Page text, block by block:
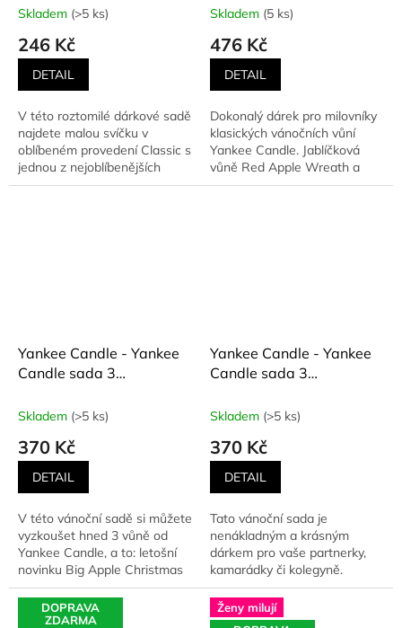
COOKIE Passport to
Skladem (>5 ks)
246 Kč
DETAIL
V této roztomilé dárkové sadě
najdete malou svíčku v
oblíbeném provedení Classic s
jednou z nejoblíbenějších
vánočních vůní -...
CHRISTMAS COOKIE +
Passport to holidays
2024, 2 x 104 g
Skladem (5 ks)
476 Kč
DETAIL
Dokonalý dárek pro milovníky
klasických vánočních vůní
Yankee Candle. Jablíčková
vůně Red Apple Wreath a
máslová Christmas Cookie v...
Yankee Candle - Yankee
Candle sada 3
svíček 2024 Pasport to
37 g
Skladem (>5 ks)
370 Kč
DETAIL
V této vánoční sadě si můžete
vyzkoušet hned 3 vůně od
Yankee Candle, a to: letošní
novinku Big Apple Christmas
a dále bestsellery -...
Yankee Candle - Yankee
Candle sada 3
svíček 2024 Pasport to
Skladem (>5 ks)
370 Kč
DETAIL
Tato vánoční sada je
nenákladným a krásným
dárkem pro vaše partnerky,
kamarádky či kolegyně.
Mohou vyzkoušet hned 3
vůně od Yankee...
DOPRAVA
ZDARMA
Ženy milují